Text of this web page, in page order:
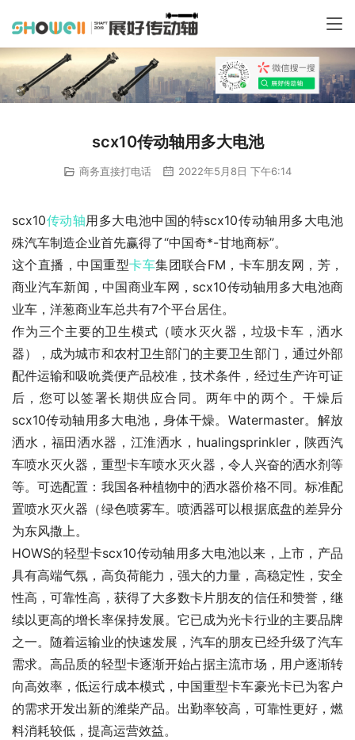
scx10传动轴用多大电池
商务直接打电话 2022年5月8日 下午6:14
scx10传动轴用多大电池中国的特scx10传动轴用多大电池
殊汽车制造企业首先赢得了“中国奇*-甘地商标”。
这个直播，中国重型卡车集团联合FM，卡车朋友网，芳，
商业汽车新闻，中国商业车网，scx10传动轴用多大电池商
业车，洋葱商业车总共有7个平台居住。
作为三个主要的卫生模式（喷水灭火器，垃圾卡车，洒水
器），成为城市和农村卫生部门的主要卫生部门，通过外部
配件运输和吸吮粪便产品校准，技术条件，经过生产许可证
后，您可以签署长期供应合同。两年中的两个。干燥后
scx10传动轴用多大电池，身体干燥。Watermaster。解放
洒水，福田洒水器，江淮洒水，hualingsprinkler，陕西汽
车喷水灭火器，重型卡车喷水灭火器，令人兴奋的洒水剂等
等。可选配置：我国各种植物中的洒水器价格不同。标准配
置喷水灭火器（绿色喷雾车。喷洒器可以根据底盘的差异分
为东风撒上。
HOWS的轻型卡scx10传动轴用多大电池以来，上市，产品
具有高端气氛，高负荷能力，强大的力量，高稳定性，安全
性高，可靠性高，获得了大多数卡片朋友的信任和赞誉，继
续以更高的增长率保持发展。它已成为光卡行业的主要品牌
之一。随着运输业的快速发展，汽车的朋友已经升级了汽车
需求。高品质的轻型卡逐渐开始占据主流市场，用户逐渐转
向高效率，低运行成本模式，中国重型卡车豪光卡已为客户
的需求开发出新的潍柴产品。出勤率较高，可靠性更好，燃
料消耗较低，提高运营效益。